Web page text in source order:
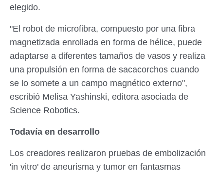
elegido.
"El robot de microfibra, compuesto por una fibra
magnetizada enrollada en forma de hélice, puede
adaptarse a diferentes tamaños de vasos y realiza
una propulsión en forma de sacacorchos cuando
se lo somete a un campo magnético externo",
escribió Melisa Yashinski, editora asociada de
Science Robotics.
Todavía en desarrollo
Los creadores realizaron pruebas de embolización
'in vitro' de aneurisma y tumor en fantasmas